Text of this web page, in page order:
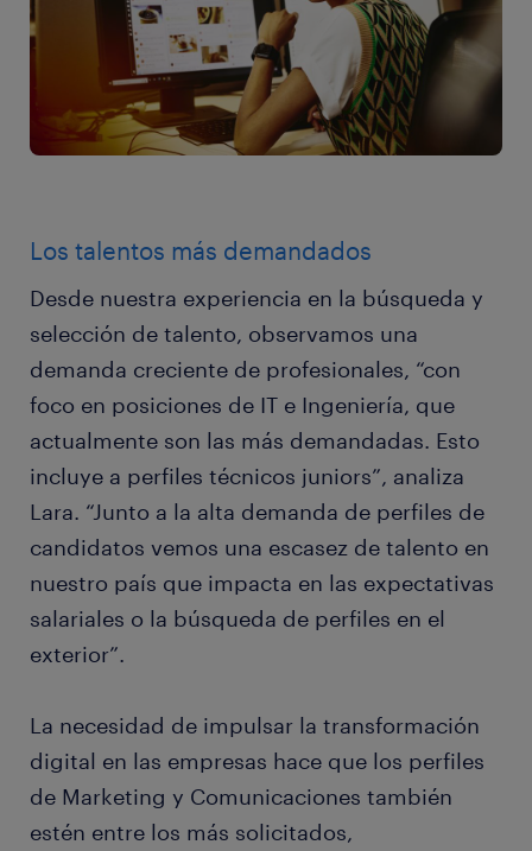
Los talentos más demandados
Desde nuestra experiencia en la búsqueda y
selección de talento, observamos una
demanda creciente de profesionales, “con
foco en posiciones de IT e Ingeniería, que
actualmente son las más demandadas. Esto
incluye a perfiles técnicos juniors”, analiza
Lara. “Junto a la alta demanda de perfiles de
candidatos vemos una escasez de talento en
nuestro país que impacta en las expectativas
salariales o la búsqueda de perfiles en el
exterior”.
La necesidad de impulsar la transformación
digital en las empresas hace que los perfiles
de Marketing y Comunicaciones también
estén entre los más solicitados,